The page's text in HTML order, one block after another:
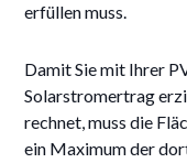
erfüllen muss.
Damit Sie mit Ihrer
Solarstromertrag
rechnet, muss die
ein Maximum der